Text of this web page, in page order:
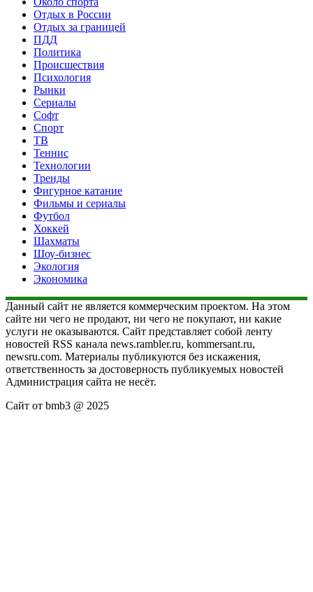
Отдых в России
Отдых за границей
ПДД
Политика
Происшествия
Психология
Рынки
Сериалы
Софт
Спорт
ТВ
Теннис
Технологии
Тренды
Фигурное катание
Фильмы и сериалы
Футбол
Хоккей
Шахматы
Шоу-бизнес
Экология
Экономика
Данный сайт не является коммерческим проектом. На этом
сайте ни чего не продают, ни чего не покупают, ни какие
услуги не оказываются. Сайт представляет собой ленту
новостей RSS канала news.rambler.ru, kommersant.ru,
newsru.com. Материалы публикуются без искажения,
ответственность за достоверность публикуемых новостей
Администрация сайта не несёт.
Сайт от bmb3 @ 2025